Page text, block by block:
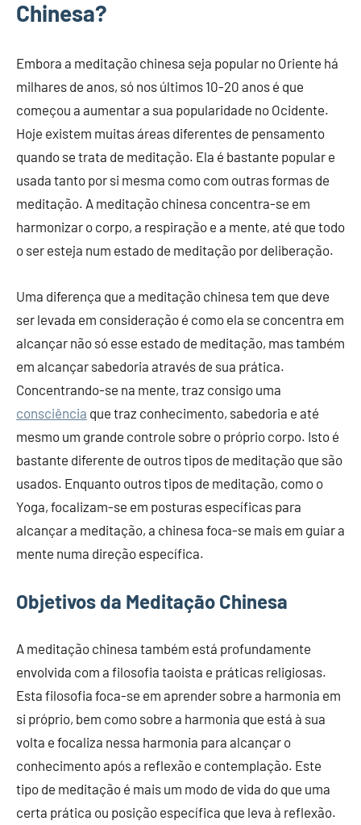
Chinesa?
Embora a meditação chinesa seja popular no Oriente há
milhares de anos, só nos últimos 10-20 anos é que
começou a aumentar a sua popularidade no Ocidente.
Hoje existem muitas áreas diferentes de pensamento
quando se trata de meditação. Ela é bastante popular e
usada tanto por si mesma como com outras formas de
meditação. A meditação chinesa concentra-se em
harmonizar o corpo, a respiração e a mente, até que todo
o ser esteja num estado de meditação por deliberação.
Uma diferença que a meditação chinesa tem que deve
ser levada em consideração é como ela se concentra em
alcançar não só esse estado de meditação, mas também
em alcançar sabedoria através de sua prática.
Concentrando-se na mente, traz consigo uma
consciência que traz conhecimento, sabedoria e até
mesmo um grande controle sobre o próprio corpo. Isto é
bastante diferente de outros tipos de meditação que são
usados. Enquanto outros tipos de meditação, como o
Yoga, focalizam-se em posturas específicas para
alcançar a meditação, a chinesa foca-se mais em guiar a
mente numa direção específica.
Objetivos da Meditação Chinesa
A meditação chinesa também está profundamente
envolvida com a filosofia taoista e práticas religiosas.
Esta filosofia foca-se em aprender sobre a harmonia em
si próprio, bem como sobre a harmonia que está à sua
volta e focaliza nessa harmonia para alcançar o
conhecimento após a reflexão e contemplação. Este
tipo de meditação é mais um modo de vida do que uma
certa prática ou posição específica que leva à reflexão.